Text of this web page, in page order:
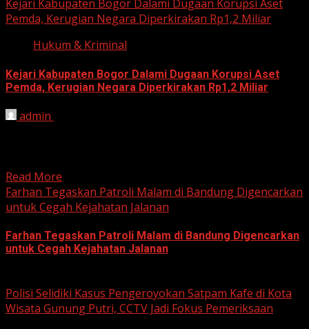
Kejari Kabupaten Bogor Dalami Dugaan Korupsi Aset
Pemda, Kerugian Negara Diperkirakan Rp1,2 Miliar
Hukum & Kriminal
Kejari Kabupaten Bogor Dalami Dugaan Korupsi Aset
Pemda, Kerugian Negara Diperkirakan Rp1,2 Miliar
admin
Read More
Farhan Tegaskan Patroli Malam di Bandung Digencarkan
untuk Cegah Kejahatan Jalanan
Farhan Tegaskan Patroli Malam di Bandung Digencarkan
untuk Cegah Kejahatan Jalanan
Polisi Selidiki Kasus Pengeroyokan Satpam Kafe di Kota
Wisata Gunung Putri, CCTV Jadi Fokus Pemeriksaan